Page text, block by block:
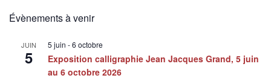
Évènements à venir
JUIN
5
5 juin -6 octobre
Exposition calligraphie Jean Jacques Grand, 5 juin
au 6 octobre 2026